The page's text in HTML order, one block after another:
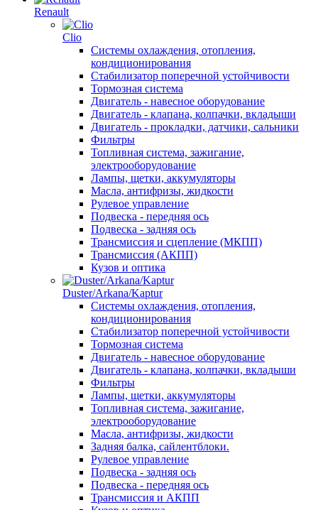
Renault
Clio
Системы охлаждения, отопления,
кондиционирования
Стабилизатор поперечной устойчивости
Тормозная система
Двигатель - навесное оборудование
Двигатель - клапана, колпачки, вкладыши
Двигатель - прокладки, датчики, сальники
Фильтры
Топливная система, зажигание,
электрооборудование
Лампы, щетки, аккумуляторы
Масла, антифризы, жидкости
Рулевое управление
Подвеска - передняя ось
Подвеска - задняя ось
Трансмиссия и сцепление (МКПП)
Трансмиссия (АКПП)
Кузов и оптика
Duster/Arkana/Kaptur
Системы охлаждения, отопления,
кондиционирования
Стабилизатор поперечной устойчивости
Тормозная система
Двигатель - навесное оборудование
Двигатель - клапана, колпачки, вкладыши
Фильтры
Лампы, щетки, аккумуляторы
Топливная система, зажигание,
электрооборудование
Масла, антифризы, жидкости
Задняя балка, сайлентблоки.
Рулевое управление
Подвеска - задняя ось
Подвеска - передняя ось
Трансмиссия и АКПП